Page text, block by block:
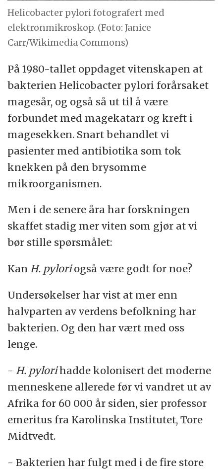
Helicobacter pylori fotografert med
elektronmikroskop. (Foto: Janice
Carr/Wikimedia Commons)
På 1980-tallet oppdaget vitenskapen at
bakterien Helicobacter pylori forårsaket
magesår, og også så ut til å være
forbundet med magekatarr og kreft i
magesekken. Snart behandlet vi
pasienter med antibiotika som tok
knekken på den brysomme
mikroorganismen.
Men i de senere åra har forskningen
skaffet stadig mer viten som gjør at vi
bør stille spørsmålet:
Kan H. pyloriogså være godt for noe?
Undersøkelser har vist at mer enn
halvparten av verdens befolkning har
bakterien. Og den har vært med oss
lenge.
- H. pylorihadde kolonisert det moderne
menneskene allerede før vi vandret ut av
Afrika for 60 000 år siden, sier professor
emeritus fra Karolinska Institutet, Tore
Midtvedt.
- Bakterien har fulgt med i de fire store